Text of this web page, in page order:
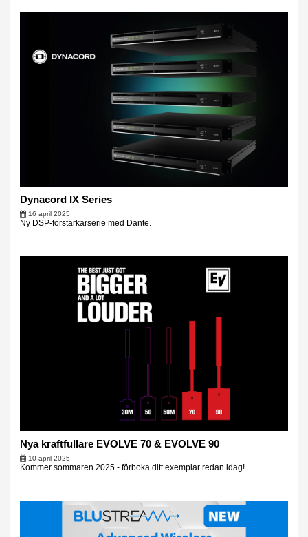
Dynacord IX Series
16 april 2025
Ny DSP-förstärkarserie med Dante.
Nya kraftfullare EVOLVE 70 & EVOLVE 90
10 april 2025
Kommer sommaren 2025 - förboka ditt exemplar redan idag!